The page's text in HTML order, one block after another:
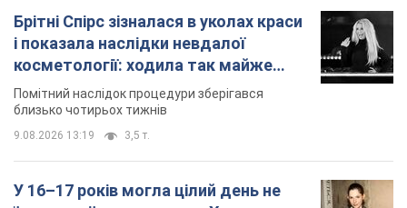
Брітні Спірс зізналася в уколах краси
і показала наслідки невдалої
косметології: ходила так майже
місяць
Помітний наслідок процедури зберігався
близько чотирьох тижнів
9.08.2026 13:19 3,5 т.
У 16–17 років могла цілий день не